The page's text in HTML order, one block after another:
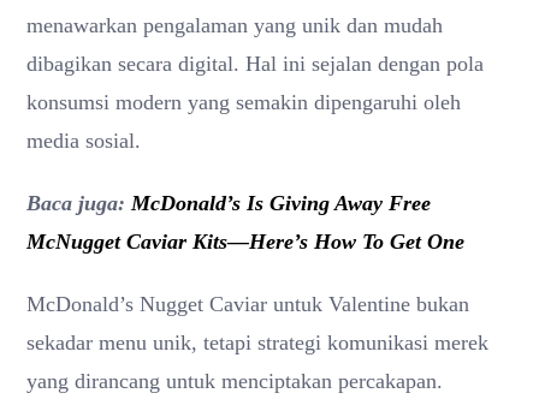
menawarkan pengalaman yang unik dan mudah
dibagikan secara digital. Hal ini sejalan dengan pola
konsumsi modern yang semakin dipengaruhi oleh
media sosial.
Baca juga: McDonald’s Is Giving Away Free
McNugget Caviar Kits—Here’s How To Get One
McDonald’s Nugget Caviar untuk Valentine bukan
sekadar menu unik, tetapi strategi komunikasi merek
yang dirancang untuk menciptakan percakapan.